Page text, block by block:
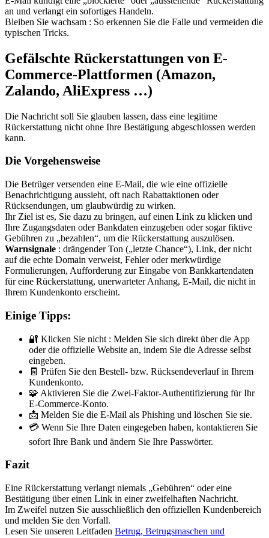
an und verlangt ein sofortiges Handeln.
Bleiben Sie wachsam : So erkennen Sie die Falle und vermeiden die
typischen Tricks.
Gefälschte Rückerstattungen von E-
Commerce-Plattformen (Amazon,
Zalando, AliExpress …)
Die Nachricht soll Sie glauben lassen, dass eine legitime
Rückerstattung nicht ohne Ihre Bestätigung abgeschlossen werden
kann.
Die Vorgehensweise
Die Betrüger versenden eine E-Mail, die wie eine offizielle
Benachrichtigung aussieht, oft nach Rabattaktionen oder
Rücksendungen, um glaubwürdig zu wirken.
Ihr Ziel ist es, Sie dazu zu bringen, auf einen Link zu klicken und
Ihre Zugangsdaten oder Bankdaten einzugeben oder sogar fiktive
Gebühren zu „bezahlen“, um die Rückerstattung auszulösen.
Warnsignale : drängender Ton („letzte Chance“), Link, der nicht
auf die echte Domain verweist, Fehler oder merkwürdige
Formulierungen, Aufforderung zur Eingabe von Bankkartendaten
für eine Rückerstattung, unerwarteter Anhang, E-Mail, die nicht in
Ihrem Kundenkonto erscheint.
Einige Tipps:
🔐 Klicken Sie nicht : Melden Sie sich direkt über die App
oder die offizielle Website an, indem Sie die Adresse selbst
eingeben.
🧾 Prüfen Sie den Bestell- bzw. Rücksendeverlauf in Ihrem
Kundenkonto.
🧩 Aktivieren Sie die Zwei-Faktor-Authentifizierung für Ihr
E-Commerce-Konto.
📩 Melden Sie die E-Mail als Phishing und löschen Sie sie.
💳 Wenn Sie Ihre Daten eingegeben haben, kontaktieren Sie
sofort Ihre Bank und ändern Sie Ihre Passwörter.
Fazit
Eine Rückerstattung verlangt niemals „Gebühren“ oder eine
Bestätigung über einen Link in einer zweifelhaften Nachricht.
Im Zweifel nutzen Sie ausschließlich den offiziellen Kundenbereich
und melden Sie den Vorfall.
Lesen Sie unseren Leitfaden Betrug, Betrugsmaschen und